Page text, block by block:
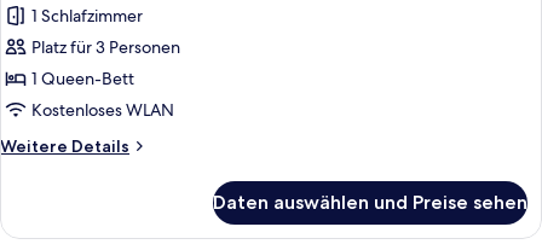
Premium-
Zimmer
anzeigen
1 Schlafzimmer
Platz für 3 Personen
1 Queen-Bett
Kostenloses WLAN
Weitere Details
Weitere
Zimmer
Daten auswählen und Preise sehen